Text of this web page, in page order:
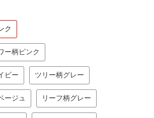
ク
ー柄ピンク
ビー ツリー柄グレー
ージュ リーフ柄グレー